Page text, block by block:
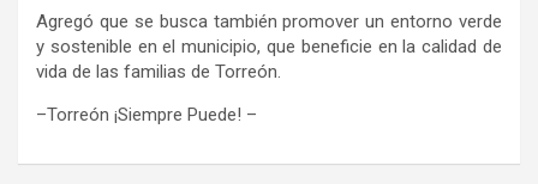
Agregó que se busca tambiénpromover un entorno verde
y sostenible en el municipio, que beneficie en la calidad de
vida de l as familias de Torreón.
–Torreón ¡Siempre Puede! –